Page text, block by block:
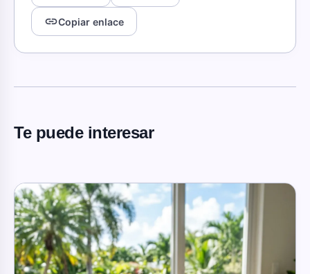
linkCopiar enlace
Te puede interesar